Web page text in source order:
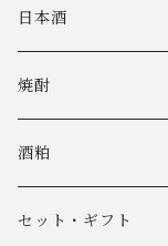
日本酒
焼酎
酒粕
セット・ギフト